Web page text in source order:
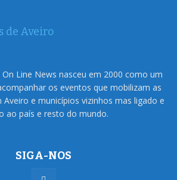
Line News nasceu em 2000 como um
os eventos que mobilizam as
e municípios vizinhos mas ligado e
ao país e resto do mundo.
SIGA-NOS